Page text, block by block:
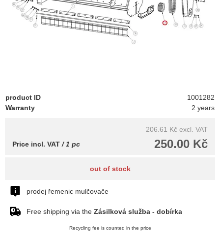
product ID
1001282
Warranty
2 years
206.61 Kč excl. VAT
250.00 Kč
Price incl. VAT / 1 pc
out of stock
prodej řemenic mulčovače
Free shipping via the Zásilková služba - dobírka
Recycling fee is counted in the price